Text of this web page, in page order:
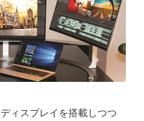
ィスプレイを搭載しつつ